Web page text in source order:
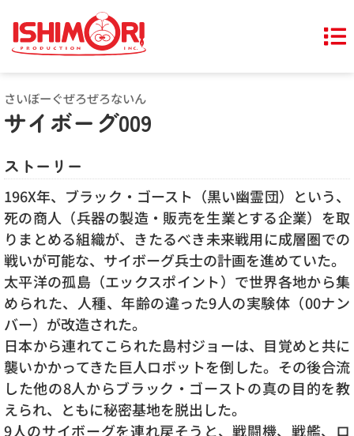
さいぼーぐぜろぜろないん
サイボーグ009
ストーリー
196X年、ブラック・ゴースト（黒い幽霊団）という、
死の商人（兵器の製造・販売を生業とする企業）を取
りまとめる組織が、きたるべき未来戦用に成層圏での
戦いが可能な、サイボーグ兵士の計画を進めていた。
太平洋の孤島（エックスポイント）で世界各地から集
められた、人種、年齢の違った9人の実験体（00ナン
バー）が改造された。
日本から連れてこられた島村ジョーは、目覚めと共に
襲いかかってきた巨人ロボットを倒した。その後合流
した他の8人からブラック・ゴーストの真の目的を教
えられ、ともに秘密基地を脱出した。
9人のサイボーグを連れ戻そうと、戦闘機、戦艦、ロ